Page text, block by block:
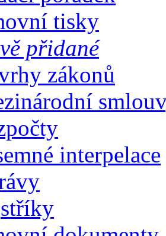
tisky
přidané
zákonů
interpelace